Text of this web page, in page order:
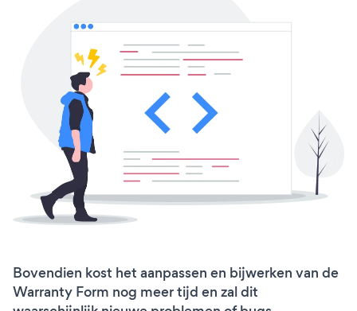
Bovendien kost het aanpassen en bijwerken van de
Warranty Form nog meer tijd en zal dit